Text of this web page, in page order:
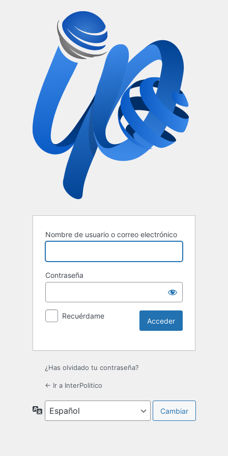
Nombre de usuario o correo electrónico
Contraseña
Recuérdame
¿Has olvidado tu contraseña?
← Ir a InterPolitico
Idioma